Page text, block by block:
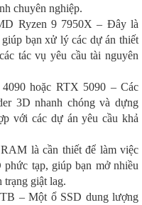
chuyên nghiệp.
Ryzen 9 7950X – Đây là
bạn xử lý các dự án thiết
tác vụ yêu cầu tài nguyên
hoặc RTX 5090 – Các
3D nhanh chóng và dựng
với các dự án yêu cầu khả
là cần thiết để làm việc
tạp, giúp bạn mở nhiều
trạng giật lag.
– Một ổ SSD dung lượng